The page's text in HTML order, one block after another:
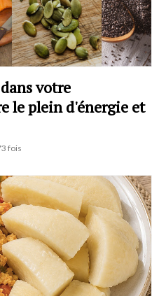
votre
le plein d'énergie et
fois